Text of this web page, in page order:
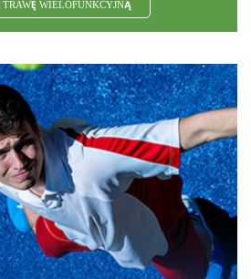
TRAWĘ WIELOFUNKCYJNĄ